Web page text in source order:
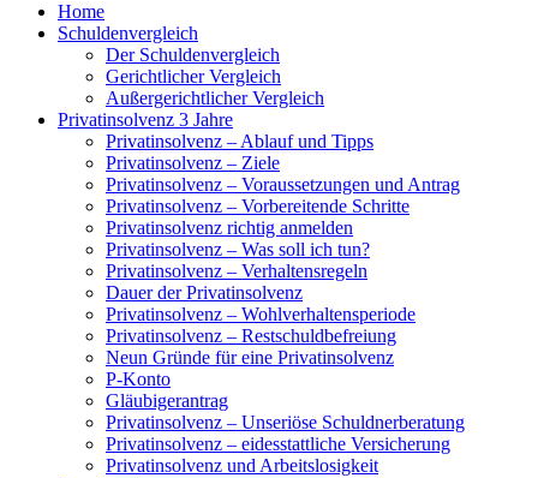
Home
Schuldenvergleich
Der Schuldenvergleich
Gerichtlicher Vergleich
Außergerichtlicher Vergleich
Privatinsolvenz 3 Jahre
Privatinsolvenz – Ablauf und Tipps
Privatinsolvenz – Ziele
Privatinsolvenz – Voraussetzungen und Antrag
Privatinsolvenz – Vorbereitende Schritte
Privatinsolvenz richtig anmelden
Privatinsolvenz – Was soll ich tun?
Privatinsolvenz – Verhaltensregeln
Dauer der Privatinsolvenz
Privatinsolvenz – Wohlverhaltensperiode
Privatinsolvenz – Restschuldbefreiung
Neun Gründe für eine Privatinsolvenz
P-Konto
Gläubigerantrag
Privatinsolvenz – Unseriöse Schuldnerberatung
Privatinsolvenz – eidesstattliche Versicherung
Privatinsolvenz und Arbeitslosigkeit